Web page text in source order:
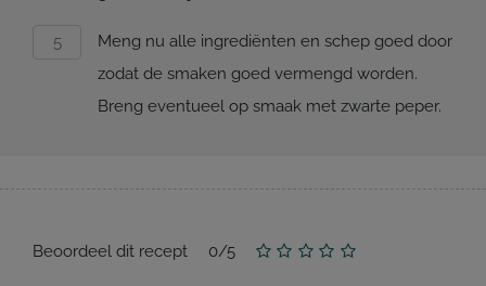
Meng nu alle ingrediënten en schep goed door
zodat de smaken goed vermengd worden.
Breng eventueel op smaak met zwarte peper.
Beoordeel dit recept 0/5